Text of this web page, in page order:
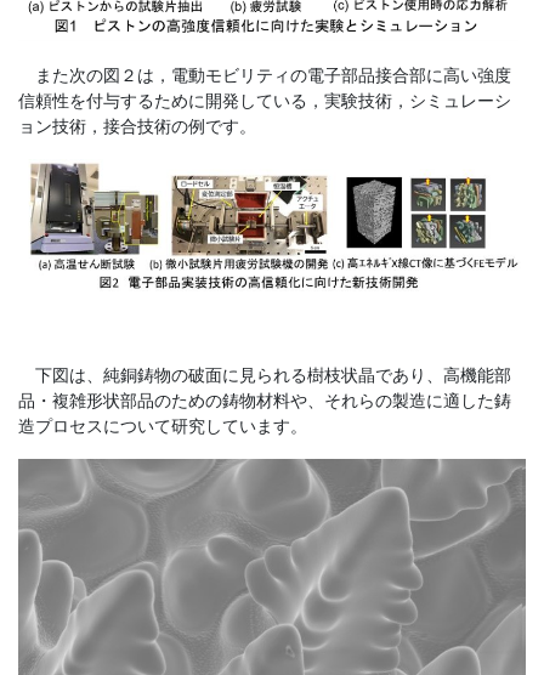
また次の図２は，電動モビリティの電子部品接合部に高い強度
信頼性を付与するために開発している，実験技術，シミュレーシ
ョン技術，接合技術の例です。
下図は、純銅鋳物の破面に見られる樹枝状晶であり、高機能部
品・複雑形状部品のための鋳物材料や、それらの製造に適した鋳
造プロセスについて研究しています。